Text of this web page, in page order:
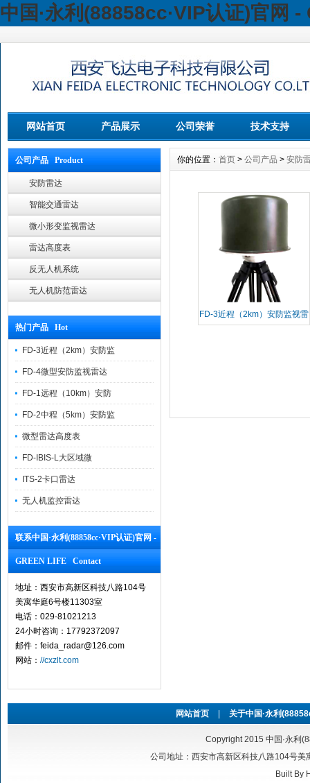
中国·永利(88858cc·VIP认证)官网
网站首页 产品展示 公司荣誉 技术支持
公司产品 Product
安防雷达
智能交通雷达
微小形变监视雷达
雷达高度表
反无人机系统
无人机防范雷达
热门产品 Hot
FD-3近程（2km）安防监
FD-4微型安防监视雷达
FD-1远程（10km）安防
FD-2中程（5km）安防监
微型雷达高度表
FD-IBIS-L大区域微
ITS-2卡口雷达
无人机监控雷达
联系中国·永利(88858cc·VIP认证)官网 -
GREEN LIFE Contact
地址：西安市高新区科技八路104号
美寓华庭6号楼11303室
电话：029-81021213
24小时咨询：17792372097
邮件：feida_radar@126.com
网站： //cxzlt.com
你的位置： 首页 > 公司产品 > 安防
FD-3近程（2km）安防监视雷
网站首页 关于中国·永利
Copyright 2015 中国·永利
公司地址：西安市高新区科技八路104号
Built By